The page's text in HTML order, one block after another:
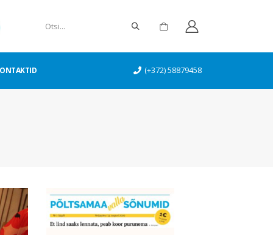
(+372) 58879458